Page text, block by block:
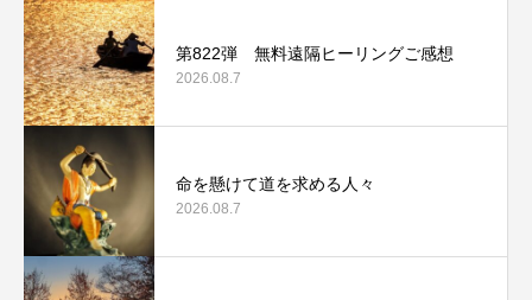
第822弾 無料遠隔ヒーリングご感想
2026.08.7
命を懸けて道を求める人々
2026.08.7